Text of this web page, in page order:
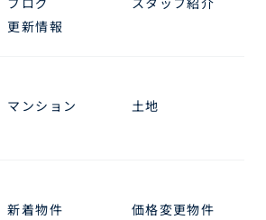
更新情報
マンション
土地
新着物件 価格変更物件